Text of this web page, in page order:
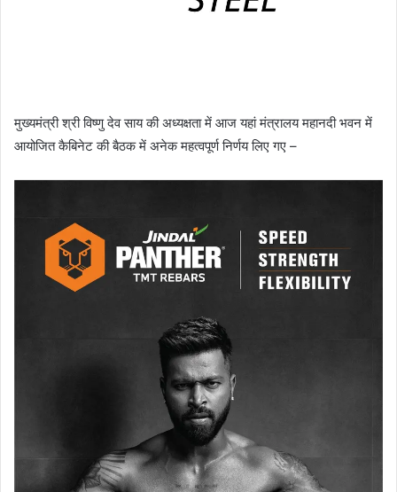
मुख्यमंत्री श्री विष्णु देव साय की अध्यक्षता में आज यहां मंत्रालय महानदी भवन में
आयोजित कैबिनेट की बैठक में अनेक महत्वपूर्ण निर्णय लिए गए –